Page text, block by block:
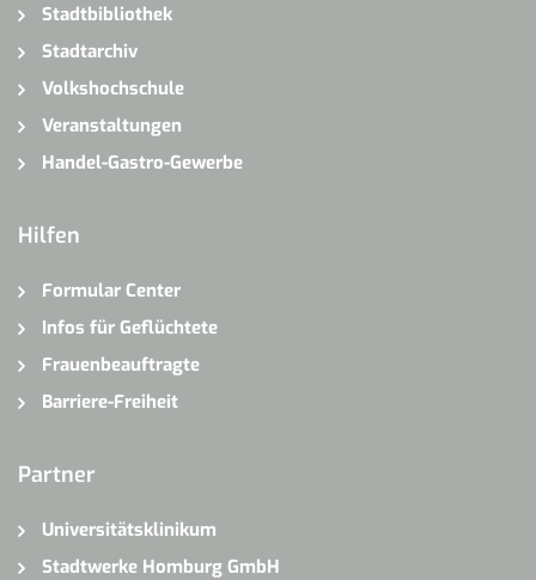
Stadtbibliothek
Stadtarchiv
Volkshochschule
Veranstaltungen
Handel-Gastro-Gewerbe
Hilfen
Formular Center
Infos für Geflüchtete
Frauenbeauftragte
Barriere-Freiheit
Partner
Universitätsklinikum
Stadtwerke Homburg GmbH